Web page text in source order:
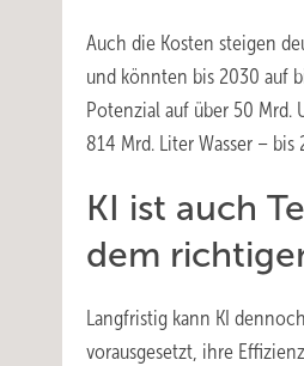
Auch die Kosten steigen
und könnten bis 2030 auf
Potenzial auf über 50 Mrd.
814 Mrd. Liter Wasser –
KI ist auch
dem
Langfristig kann KI
vorausgesetzt, ihre